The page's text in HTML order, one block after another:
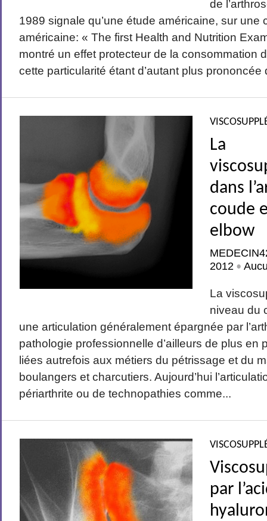
de
1989 signale qu’une étude américaine, sur une
américaine: « The first Health and Nutrition
montré un effet protecteur de la consommation
cette particularité étant d’autant plus prononcée
La
dans
coude
elbow
2012 •
La
niveau du
une articulation généralement épargnée par
pathologie professionnelle d’ailleurs de plus en
liées autrefois aux métiers du pétrissage et du
boulangers et charcutiers. Aujourd’hui
périarthrite ou de technopathies comme...
par